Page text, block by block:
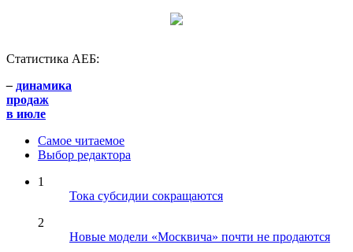
Статистика АЕБ:
– динамика
продаж
в июле
Самое читаемое
Выбор редактора
1
Тока субсидии сокращаются
2
Новые модели «Москвича» почти не продаются